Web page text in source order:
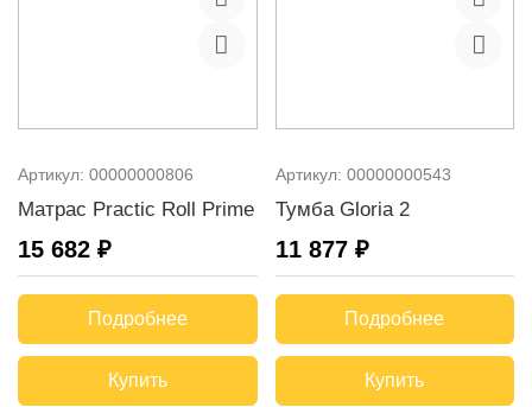
Артикул: 00000000806
Матрас Practic Roll Prime
15 682 ₽
Подробнее
Купить
Артикул: 00000000543
Тумба Gloria 2
11 877 ₽
Подробнее
Купить